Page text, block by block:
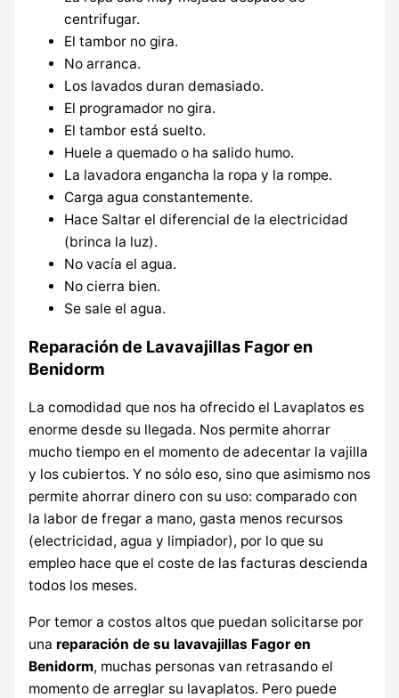
centrifugar.
El tambor no gira.
No arranca.
Los lavados duran demasiado.
El programador no gira.
El tambor está suelto.
Huele a quemado o ha salido humo.
La lavadora engancha la ropa y la rompe.
Carga agua constantemente.
Hace Saltar el diferencial de la electricidad
(brinca la luz).
No vacía el agua.
No cierra bien.
Se sale el agua.
Reparación de Lavavajillas Fagor en
Benidorm
La comodidad que nos ha ofrecido el Lavaplatos es
enorme desde su llegada. Nos permite ahorrar
mucho tiempo en el momento de adecentar la vajilla
y los cubiertos. Y no sólo eso, sino que asimismo nos
permite ahorrar dinero con su uso: comparado con
la labor de fregar a mano, gasta menos recursos
(electricidad, agua y limpiador), por lo que su
empleo hace que el coste de las facturas descienda
todos los meses.
Por temor a costos altos que puedan solicitarse por
una reparación de su lavavajillas Fagor en
Benidorm, muchas personas van retrasando el
momento de arreglar su lavaplatos. Pero puede